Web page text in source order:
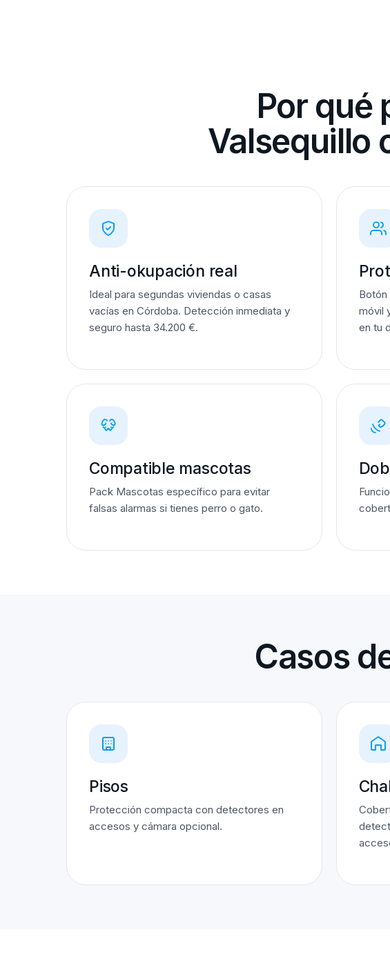
Por qué
Valsequillo
Anti-okupación real
Ideal para segundas viviendas o casas
vacías en Córdoba. Detección inmediata y
seguro hasta 34.200 €.
Botón
móvil
en tu
Compatible mascotas
Pack Mascotas específico para evitar
falsas alarmas si tienes perro o gato.
Casos
Pisos
Protección compacta con detectores en
accesos y cámara opcional.